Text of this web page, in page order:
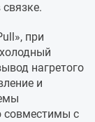
при
нагретого
и
совместимы с